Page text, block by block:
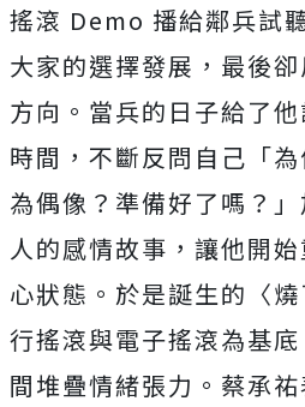
搖滾 Demo 播給鄰兵試
大家的選擇發展， 最後
方向。 當兵的日子給了
時間，不斷反問自己「
為偶像？準備好了嗎？」
人的感情故事， 讓他開
心狀態。於是誕生的〈燒
行搖滾與電子搖滾為基
間堆疊情緒張力。 蔡承